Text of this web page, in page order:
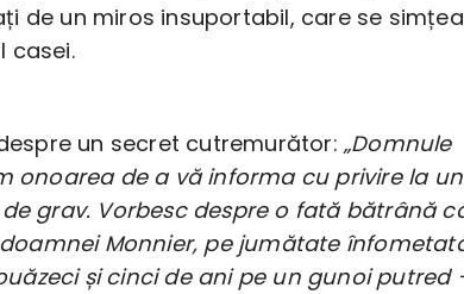
de un miros insuportabil, care se simțea
casei.
un secret cutremurător: „Domnule
onoarea de a vă informa cu privire la un
grav. Vorbesc despre o fată bătrână
Monnier, pe jumătate
și cinci de ani pe un gunoi putred